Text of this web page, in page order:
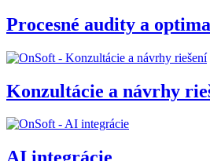
Procesné audity a
Konzultácie a návrhy